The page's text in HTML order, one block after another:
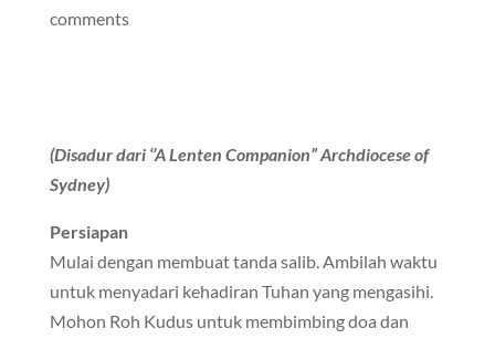
comments
(Disadur dari ‘’A Lenten Companion” Archdiocese of
Sydney)
Persiapan
Mulai dengan membuat tanda salib. Ambilah waktu
untuk menyadari kehadiran Tuhan yang mengasihi.
Mohon Roh Kudus untuk membimbing doa dan